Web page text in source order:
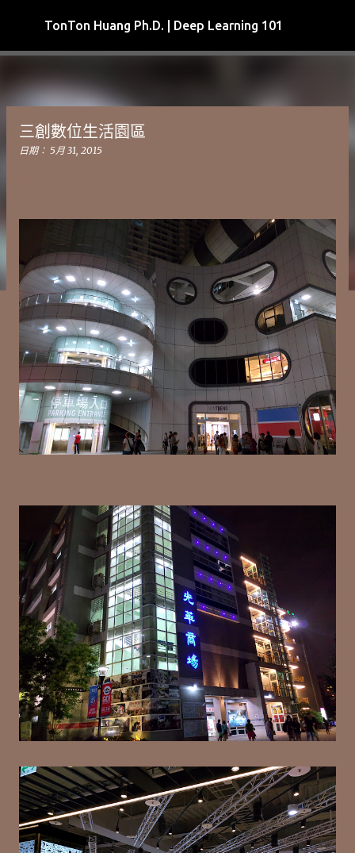
跳到主要內容
TonTon Huang Ph.D. | Deep Learning 101
三創數位生活園區
日期： 5月 31, 2015